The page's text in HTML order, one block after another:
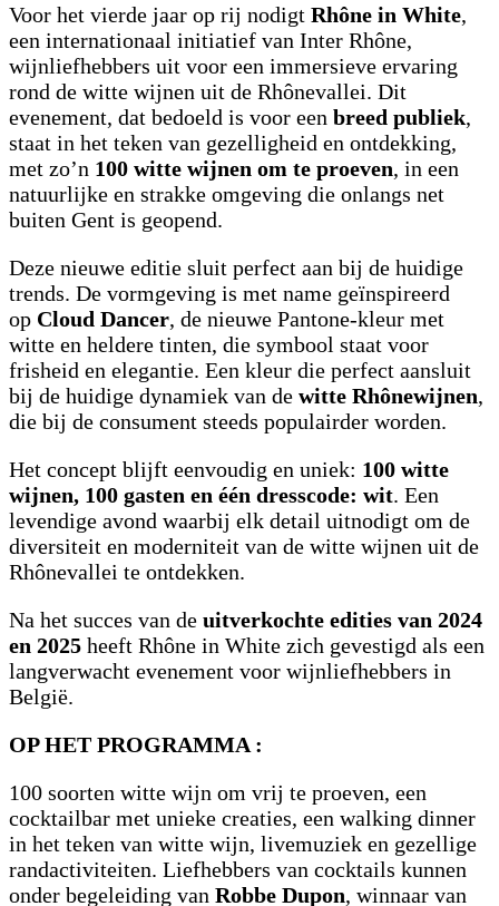
Voor het vierde jaar op rij nodigt Rhône in White,
een internationaal initiatief van Inter Rhône,
wijnliefhebbers uit voor een immersieve ervaring
rond de witte wijnen uit de Rhônevallei. Dit
evenement, dat bedoeld is voor een breed publiek,
staat in het teken van gezelligheid en ontdekking,
met zo’n 100 witte wijnen om te proeven, in een
natuurlijke en strakke omgeving die onlangs net
buiten Gent is geopend.
Deze nieuwe editie sluit perfect aan bij de huidige
trends. De vormgeving is met name geïnspireerd
op Cloud Dancer, de nieuwe Pantone-kleur met
witte en heldere tinten, die symbool staat voor
frisheid en elegantie. Een kleur die perfect aansluit
bij de huidige dynamiek van de witte Rhônewijnen,
die bij de consument steeds populairder worden.
Het concept blijft eenvoudig en uniek: 100 witte
wijnen, 100 gasten en één dresscode: wit. Een
levendige avond waarbij elk detail uitnodigt om de
diversiteit en moderniteit van de witte wijnen uit de
Rhônevallei te ontdekken.
Na het succes van de uitverkochte edities van 2024
en 2025 heeft Rhône in White zich gevestigd als een
langverwacht evenement voor wijnliefhebbers in
België.
OP HET PROGRAMMA :
100 soorten witte wijn om vrij te proeven, een
cocktailbar met unieke creaties, een walking dinner
in het teken van witte wijn, livemuziek en gezellige
randactiviteiten. Liefhebbers van cocktails kunnen
onder begeleiding van Robbe Dupon, winnaar van